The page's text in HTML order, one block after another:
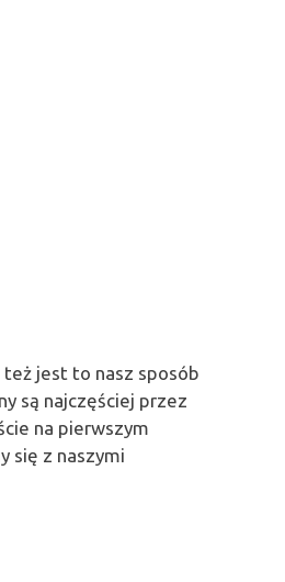
jest to nasz sposób
są najczęściej przez
na pierwszym
się z naszymi